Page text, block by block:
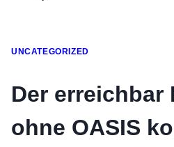
โทรศัพท์มือถือ
อุปกรณ์เสริมโทรศัพท์
สินค้าตามแบรนด์
UNCATEGORIZED
Der erreichbar
ohne OASIS